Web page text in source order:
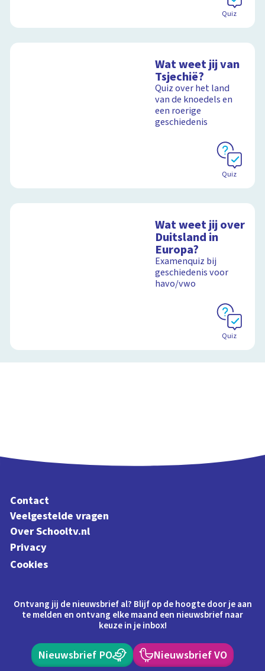
Quiz
Wat weet jij van
Tsjechië?
Quiz over het land
van de knoedels en
een roerige
geschiedenis
Quiz
Wat weet jij over
Duitsland in
Europa?
Examenquiz bij
geschiedenis voor
havo/vwo
Quiz
Contact
Veelgestelde vragen
Over Schooltv.nl
Privacy
Cookies
Ontvang jij de nieuwsbrief al? Blijf op de hoogte door je aan
te melden en ontvang elke maand een nieuwsbrief naar
keuze in je inbox!
Nieuwsbrief PO Nieuwsbrief VO